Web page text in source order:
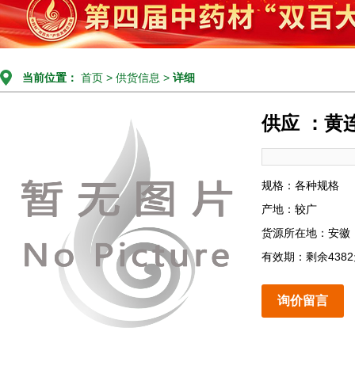
当前位置： 首页 > 供货信息 > 详细
供应 ：黄
规格：各种规格
产地：较广
货源所在地：安徽
有效期：剩余
询价留言